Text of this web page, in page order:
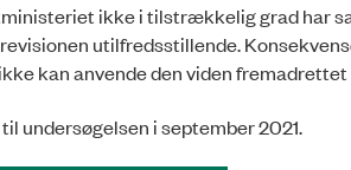
ikke i tilstrækkelig grad har
utilfredsstillende.
kan anvende den viden
undersøgelsen i september 2021.